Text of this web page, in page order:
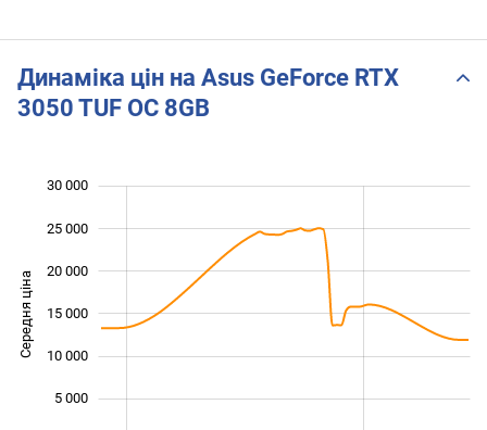
Динаміка цін на Asus GeForce RTX
3050 TUF OC 8GB
Середня ціна 10 000
5 000
10 000
15 000
20 000
25 000
30 000